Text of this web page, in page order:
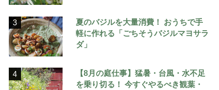
3
夏のバジルを大量消費！ おうちで手
軽に作れる「ごちそうバジルマヨサラ
ダ」
4
【8月の庭仕事】猛暑・台風・水不足
を乗り切る！ 今すぐやるべき観葉・